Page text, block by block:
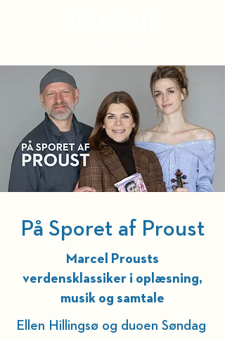
På Sporet af Proust
Marcel Prousts
verdensklassiker i oplæsning,
musik og samtale
Ellen Hillingsø og duoen Søndag